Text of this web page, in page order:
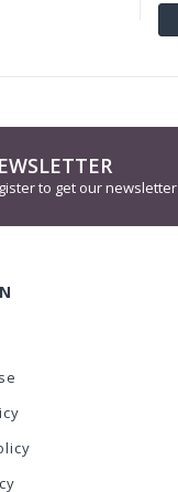
to get our newsletter